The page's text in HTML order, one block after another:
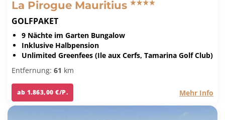
La Pirogue Mauritius
GOLFPAKET
9 Nächte im Garten Bungalow
Inklusive Halbpension
Unlimited Greenfees (Ile aux Cerfs, Tamarina Golf Club)
Entfernung: 61 km
ab 1.863,00 €/P. Mehr Info